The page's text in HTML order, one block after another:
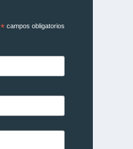
*campos obligatorios